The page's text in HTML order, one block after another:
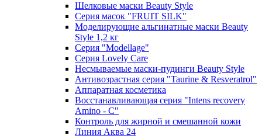
Шелковые маски Beauty Style
Серия масок "FRUIT SILK"
Моделирующие альгинатные маски Beauty
Style 1,2 кг
Серия "Modellage"
Cерия Lovely Care
Несмываемые маски-пудинги Beauty Style
Антивозрастная серия "Taurine & Resveratrol"
Аппаратная косметика
Восстанавливающая серия "Intens recovery
Amino - C"
Контроль для жирной и смешанной кожи
Линия Аква 24